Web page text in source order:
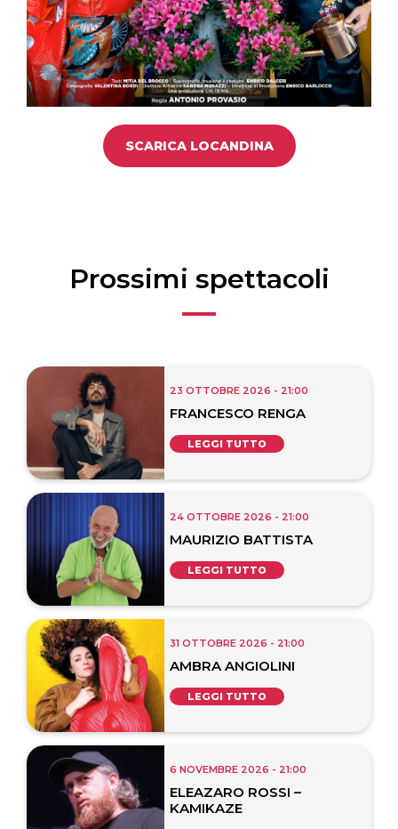
SCARICA LOCANDINA
Prossimi spettacoli
23 OTTOBRE 2026 - 21:00
FRANCESCO RENGA
LEGGI TUTTO
24 OTTOBRE 2026 - 21:00
MAURIZIO BATTISTA
LEGGI TUTTO
31 OTTOBRE 2026 - 21:00
AMBRA ANGIOLINI
LEGGI TUTTO
6 NOVEMBRE 2026 - 21:00
ELEAZARO ROSSI –
KAMIKAZE